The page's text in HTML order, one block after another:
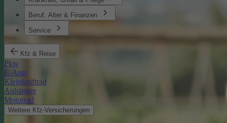
Beruf, Alter & Finanzen
Service
Kfz & Reise
Pkw
E-Auto
Kleinkraftrad
Anhänger
Motorrad
Weitere Kfz-Versicherungen